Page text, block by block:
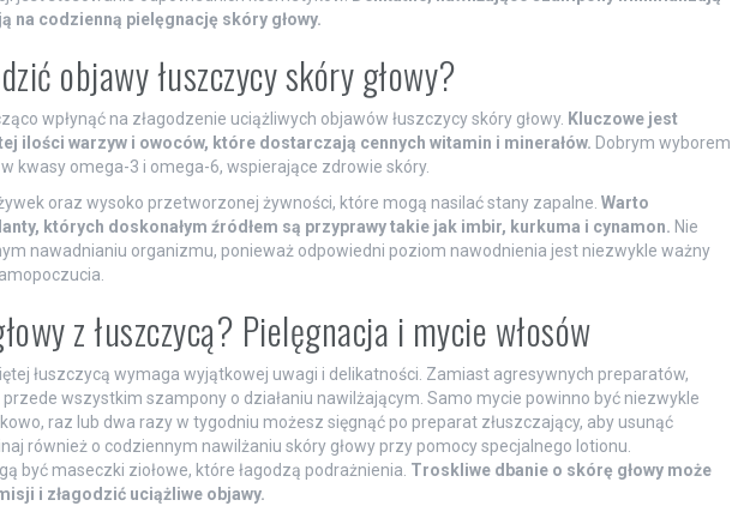
na codzienną pielęgnację skóry głowy.
objawy łuszczycy skóry głowy?
wpłynąć na złagodzenie uciążliwych objawów łuszczycy skóry głowy. Kluczowe jest
ilości warzyw i owoców, które dostarczają cennych witamin i minerałów. Dobrym wyborem
kwasy omega-3 i omega-6, wspierające zdrowie skóry.
oraz wysoko przetworzonej żywności, które mogą nasilać stany zapalne. Warto
których doskonałym źródłem są przyprawy takie jak imbir, kurkuma i cynamon. Nie
nawadnianiu organizmu, ponieważ odpowiedni poziom nawodnienia jest niezwykle ważny
z łuszczycą? Pielęgnacja i mycie włosów
łuszczycą wymaga wyjątkowej uwagi i delikatności. Zamiast agresywnych preparatów,
wszystkim szampony o działaniu nawilżającym. Samo mycie powinno być niezwykle
raz lub dwa razy w tygodniu możesz sięgnąć po preparat złuszczający, aby usunąć
również o codziennym nawilżaniu skóry głowy przy pomocy specjalnego lotionu.
być maseczki ziołowe, które łagodzą podrażnienia. Troskliwe dbanie o skórę głowy może
i złagodzić uciążliwe objawy.